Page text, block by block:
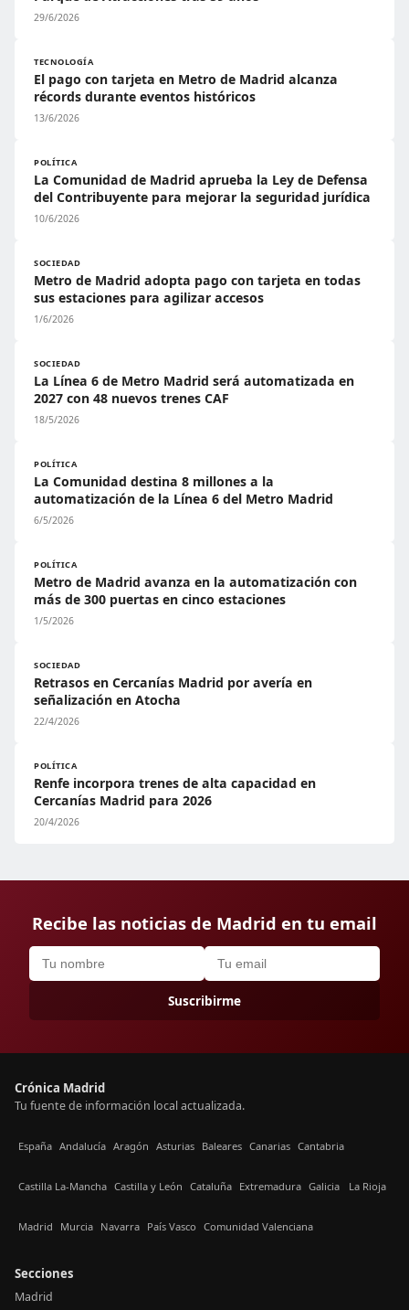
29/6/2026
TECNOLOGÍA
El pago con tarjeta en Metro de Madrid alcanza
récords durante eventos históricos
13/6/2026
POLÍTICA
La Comunidad de Madrid aprueba la Ley de Defensa
del Contribuyente para mejorar la seguridad jurídica
10/6/2026
SOCIEDAD
Metro de Madrid adopta pago con tarjeta en todas
sus estaciones para agilizar accesos
1/6/2026
SOCIEDAD
La Línea 6 de Metro Madrid será automatizada en
2027 con 48 nuevos trenes CAF
18/5/2026
POLÍTICA
La Comunidad destina 8 millones a la
automatización de la Línea 6 del Metro Madrid
6/5/2026
POLÍTICA
Metro de Madrid avanza en la automatización con
más de 300 puertas en cinco estaciones
1/5/2026
SOCIEDAD
Retrasos en Cercanías Madrid por avería en
señalización en Atocha
22/4/2026
POLÍTICA
Renfe incorpora trenes de alta capacidad en
Cercanías Madrid para 2026
20/4/2026
Recibe las noticias de Madrid en tu email
Suscribirme
Crónica Madrid
Tu fuente de información local actualizada.
España Andalucía Aragón Asturias Baleares Canarias Cantabria
Castilla La-Mancha Castilla y León Cataluña Extremadura Galicia La Rioja
Madrid Murcia Navarra País Vasco Comunidad Valenciana
Secciones
Madrid